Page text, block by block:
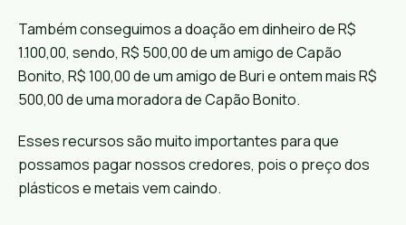
Também conseguimos a doação em dinheiro de R$
1.100,00, sendo, R$ 500,00 de um amigo de Capão
Bonito, R$ 100,00 de um amigo de Buri e ontem mais R$
500,00 de uma moradora de Capão Bonito.
Esses recursos são muito importantes para que
possamos pagar nossos credores, pois o preço dos
plásticos e metais vem caindo.